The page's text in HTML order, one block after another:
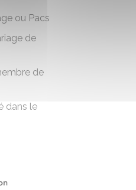
ou Pacs
de
de
dans le